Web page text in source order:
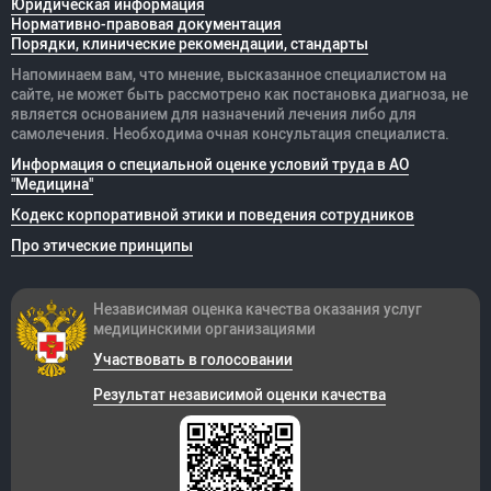
Нормативно-правовая документация
Порядки, клинические рекомендации, стандарты
Напоминаем вам, что мнение, высказанное специалистом на
сайте, не может быть рассмотрено как постановка диагноза, не
является основанием для назначений лечения либо для
самолечения. Необходима очная консультация специалиста.
Информация о специальной оценке условий труда в АО
"Медицина"
Кодекс корпоративной этики и поведения сотрудников
Про этические принципы
Независимая оценка качества оказания услуг
медицинскими организациями
Участвовать в голосовании
Результат независимой оценки качества